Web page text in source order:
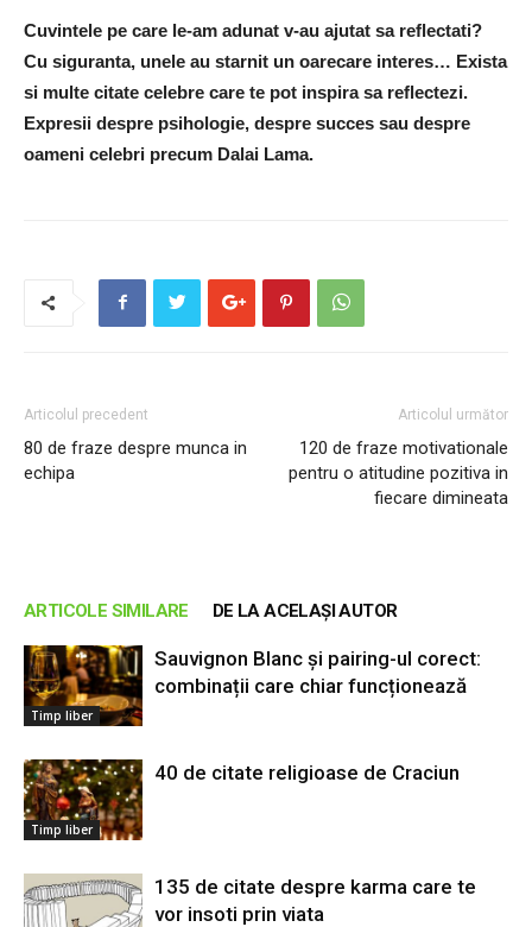
Cuvintele pe care le-am adunat v-au ajutat sa reflectati?
Cu siguranta, unele au starnit un oarecare interes… Exista
si multe citate celebre care te pot inspira sa reflectezi.
Expresii despre psihologie, despre succes sau despre
oameni celebri precum Dalai Lama.
Articolul precedent
80 de fraze despre munca in
echipa
Articolul următor
120 de fraze motivationale
pentru o atitudine pozitiva in
fiecare dimineata
ARTICOLE SIMILARE DE LA ACELAȘI AUTOR
Timp liber
Sauvignon Blanc și pairing-ul corect:
combinații care chiar funcționează
Timp liber
40 de citate religioase de Craciun
135 de citate despre karma care te
vor insoti prin viata